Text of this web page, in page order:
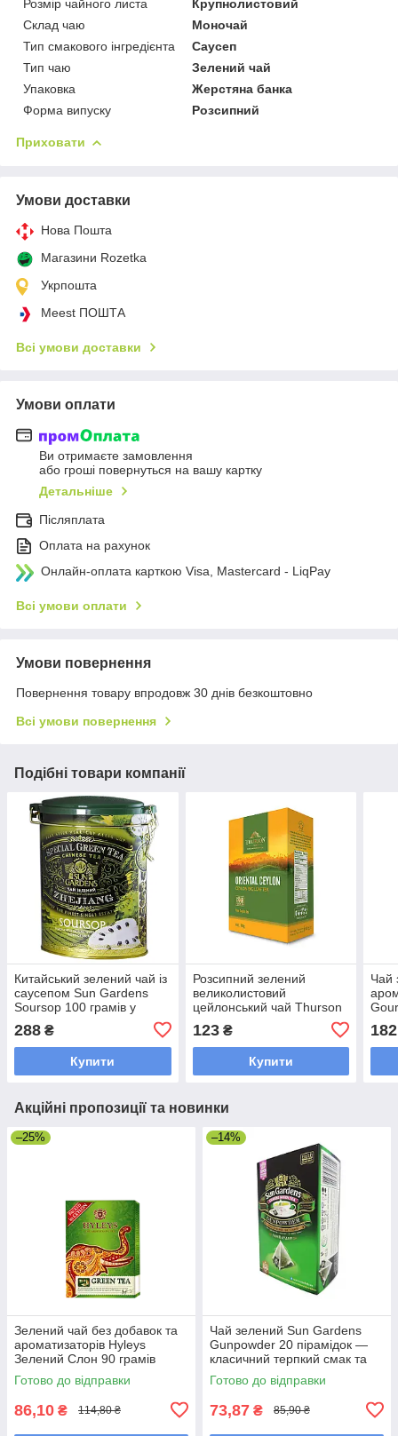
Розмір чайного листа
Крупнолистовий
Склад чаю
Моночай
Тип смакового інгредієнта
Саусеп
Тип чаю
Зелений чай
Упаковка
Жерстяна банка
Форма випуску
Розсипний
Приховати
Умови доставки
Нова Пошта
Магазини Rozetka
Укрпошта
Meest ПОШТА
Всі умови доставки
Умови оплати
Ви отримаєте замовлення
або гроші повернуться на вашу картку
Детальніше
Післяплата
Оплата на рахунок
Онлайн-оплата карткою Visa, Mastercard - LiqPay
Всі умови оплати
Умови повернення
Повернення товару впродовж 30 днів безкоштовно
Всі умови повернення
Подібні товари компанії
Китайський зелений чай із
саусепом Sun Gardens
Soursop 100 грамів у
288 ₴
Купити
Розсипний зелений
великолистовий
цейлонський чай Thurson
Oriental Ceylon 100 грамів
123₴
Купити
Чай
Акційні пропозиції та новинки
–25%
Зелений чай без добавок та
ароматизаторів Hyleys
Зелений Слон 90 грамів
Готово до відправки
86,10 ₴ 114,80 ₴
–14%
Чай зелений Sun Gardens
Gunpowder 20 пірамідок —
класичний терпкий смак та
тонізувальний ефект
Готово до відправки
73,87 ₴ 85,90 ₴